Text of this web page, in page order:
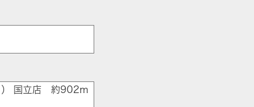
） 国立店 約902m